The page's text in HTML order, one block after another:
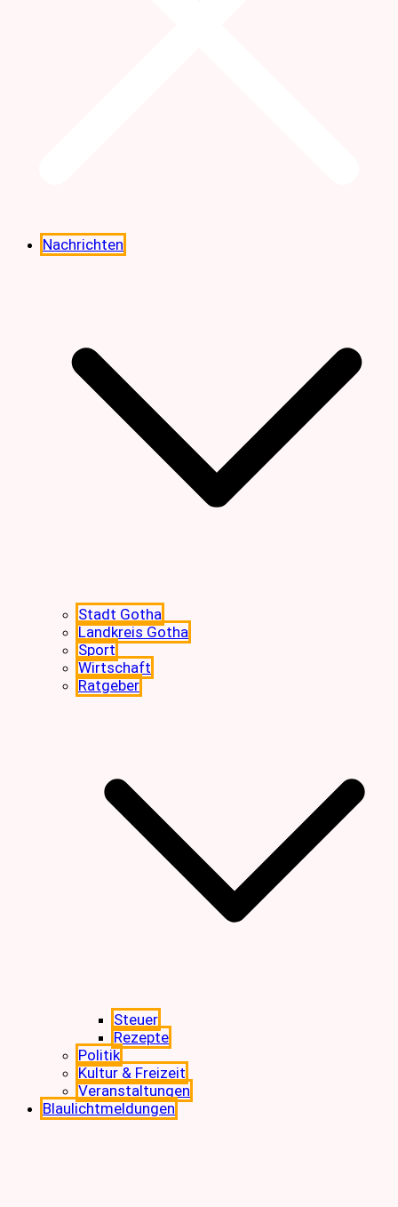
Nachrichten
Stadt Gotha
Landkreis Gotha
Sport
Wirtschaft
Ratgeber
Steuer
Rezepte
Politik
Kultur & Freizeit
Veranstaltungen
Blaulichtmeldungen